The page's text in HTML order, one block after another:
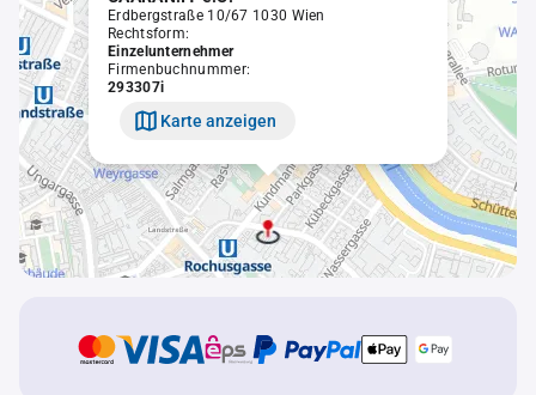
Erdbergstraße 10/67 1030 Wien
Rechtsform:
Einzelunternehmer
Firmenbuchnummer:
293307i
Karte anzeigen